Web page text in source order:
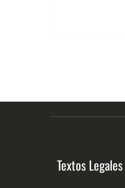
Textos Legales